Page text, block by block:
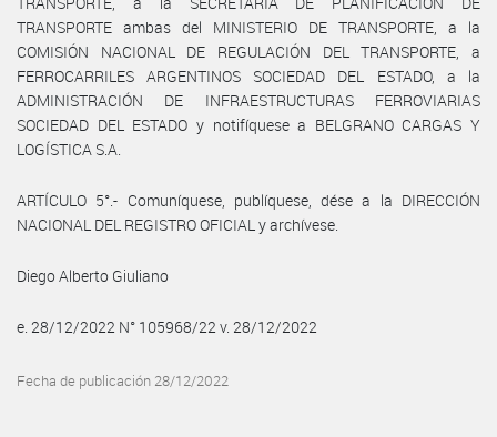
TRANSPORTE ambas del MINISTERIO DE TRANSPORTE, a la
COMISIÓN NACIONAL DE REGULACIÓN DEL TRANSPORTE, a
FERROCARRILES ARGENTINOS SOCIEDAD DEL ESTADO, a la
ADMINISTRACIÓN DE INFRAESTRUCTURAS FERROVIARIAS
SOCIEDAD DEL ESTADO y notifíquese a BELGRANO CARGAS Y
LOGÍSTICA S.A.
ARTÍCULO 5°.- Comuníquese, publíquese, dése a la DIRECCIÓN
NACIONAL DEL REGISTRO OFICIAL y archívese.
Diego Alberto Giuliano
e. 28/12/2022 N° 105968/22 v. 28/12/2022
Fecha de publicación 28/12/2022